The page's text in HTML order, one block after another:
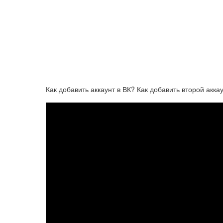
Как добавить аккаунт в ВК? Как добавить второй